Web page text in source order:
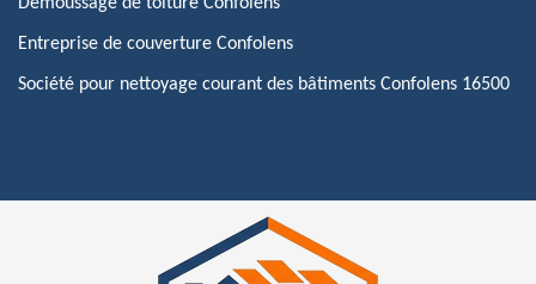
Entreprise de couverture Confolens
Société pour nettoyage courant des bâtiments Confolens 16500